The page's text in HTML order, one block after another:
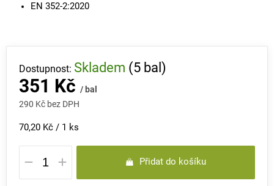
EN 352-2:2020
351 Kč / bal
290 Kč bez DPH
Měrná
cena:
70,20 Kč / 1 ks
Skladem (5 bal)
Přidat do košíku